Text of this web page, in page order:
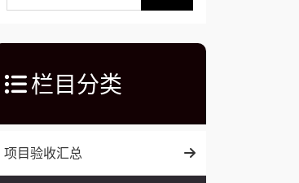
栏目分类
项目验收汇总